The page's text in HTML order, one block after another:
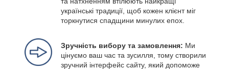
українські традиції, щоб кожен клієнт міг
торкнутися спадщини минулих епох.
Зручність вибору та замовлення: Ми
цінуємо ваш час та зусилля, тому створили
зручний інтерфейс сайту, який допоможе